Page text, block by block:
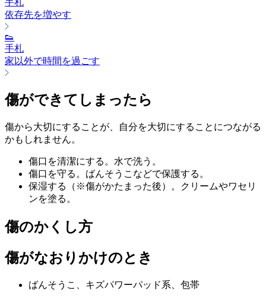
手札
依存先を増やす
👟
手札
家以外で時間を過ごす
傷ができてしまったら
傷から大切にすることが、自分を大切にすることにつながる
かもしれません。
傷口を清潔にする。水で洗う。
傷口を守る。ばんそうこなどで保護する。
保湿する（※傷がかたまった後）。クリームやワセリ
ンを塗る。
傷のかくし方
傷がなおりかけのとき
ばんそうこ、キズパワーパッド系、包帯